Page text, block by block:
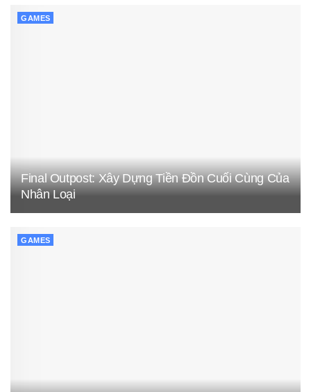
GAMES
Final Outpost: Xây Dựng Tiền Đồn Cuối Cùng Của
Nhân Loại
GAMES